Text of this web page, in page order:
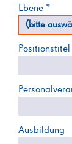
Ebene *
Positionstitel
Ausbildung